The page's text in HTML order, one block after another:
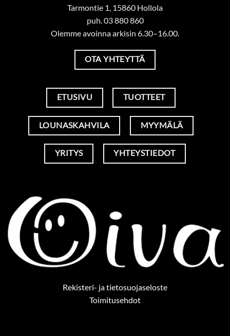
Tarmontie 1, 15860 Hollola
puh. 03 880 860
Olemme avoinna arkisin 6.30–16.00.
OTA YHTEYTTÄ
ETUSIVU TUOTTEET
LOUNASKAHVILA MYYMÄLÄ
YRITYS YHTEYSTIEDOT
Rekisteri- ja tietosuojaseloste
Toimitusehdot